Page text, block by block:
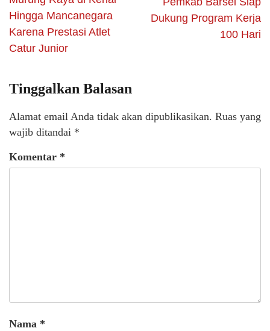
Hingga Mancanegara
Karena Prestasi Atlet
Catur Junior
Dukung Program Kerja
100 Hari
Tinggalkan Balasan
Alamat email Anda tidak akan dipublikasikan. Ruas yang
wajib ditandai *
Komentar *
Nama *